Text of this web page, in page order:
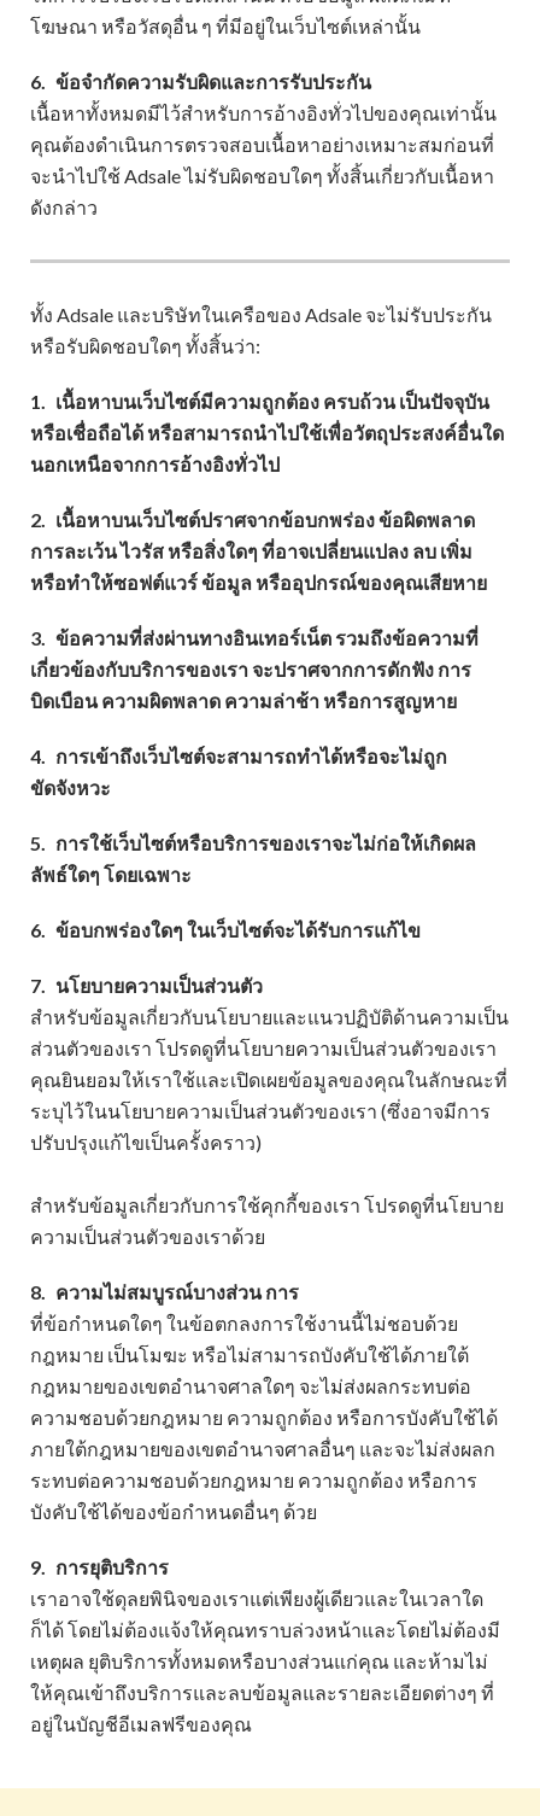
โฆษณา หรือวัสดุอื่น ๆ ที่มีอยู่ในเว็บไซต์เหล่านั้น
6. ข้อจำกัดความรับผิดและการรับประกัน
เนื้อหาทั้งหมดมีไว้สำหรับการอ้างอิงทั่วไปของคุณเท่านั้น
คุณต้องดำเนินการตรวจสอบเนื้อหาอย่างเหมาะสมก่อนที่
จะนำไปใช้ Adsale ไม่รับผิดชอบใดๆ ทั้งสิ้นเกี่ยวกับเนื้อหา
ดังกล่าว
ทั้ง Adsale และบริษัทในเครือของ Adsale จะไม่รับประกัน
หรือรับผิดชอบใดๆ ทั้งสิ้นว่า:
1. เนื้อหาบนเว็บไซต์มีความถูกต้อง ครบถ้วน เป็นปัจจุบัน
หรือเชื่อถือได้ หรือสามารถนำไปใช้เพื่อวัตถุประสงค์อื่นใด
นอกเหนือจากการอ้างอิงทั่วไป
2. เนื้อหาบนเว็บไซต์ปราศจากข้อบกพร่อง ข้อผิดพลาด
การละเว้น ไวรัส หรือสิ่งใดๆ ที่อาจเปลี่ยนแปลง ลบ เพิ่ม
หรือทำให้ซอฟต์แวร์ ข้อมูล หรืออุปกรณ์ของคุณเสียหาย
3. ข้อความที่ส่งผ่านทางอินเทอร์เน็ต รวมถึงข้อความที่
เกี่ยวข้องกับบริการของเรา จะปราศจากการดักฟัง การ
บิดเบือน ความผิดพลาด ความล่าช้า หรือการสูญหาย
4. การเข้าถึงเว็บไซต์จะสามารถทำได้หรือจะไม่ถูก
ขัดจังหวะ
5. การใช้เว็บไซต์หรือบริการของเราจะไม่ก่อให้เกิดผล
ลัพธ์ใดๆ โดยเฉพาะ
6. ข้อบกพร่องใดๆ ในเว็บไซต์จะได้รับการแก้ไข
7. นโยบายความเป็นส่วนตัว
สำหรับข้อมูลเกี่ยวกับนโยบายและแนวปฏิบัติด้านความเป็น
ส่วนตัวของเรา โปรดดูที่นโยบายความเป็นส่วนตัวของเรา
คุณยินยอมให้เราใช้และเปิดเผยข้อมูลของคุณในลักษณะที่
ระบุไว้ในนโยบายความเป็นส่วนตัวของเรา (ซึ่งอาจมีการ
ปรับปรุงแก้ไขเป็นครั้งคราว)
สำหรับข้อมูลเกี่ยวกับการใช้คุกกี้ของเรา โปรดดูที่นโยบาย
ความเป็นส่วนตัวของเราด้วย
8. ความไม่สมบูรณ์บางส่วน การ
ที่ข้อกำหนดใดๆ ในข้อตกลงการใช้งานนี้ไม่ชอบด้วย
กฎหมาย เป็นโมฆะ หรือไม่สามารถบังคับใช้ได้ภายใต้
กฎหมายของเขตอำนาจศาลใดๆ จะไม่ส่งผลกระทบต่อ
ความชอบด้วยกฎหมาย ความถูกต้อง หรือการบังคับใช้ได้
ภายใต้กฎหมายของเขตอำนาจศาลอื่นๆ และจะไม่ส่งผลก
ระทบต่อความชอบด้วยกฎหมาย ความถูกต้อง หรือการ
บังคับใช้ได้ของข้อกำหนดอื่นๆ ด้วย
9. การยุติบริการ
เราอาจใช้ดุลยพินิจของเราแต่เพียงผู้เดียวและในเวลาใด
ก็ได้ โดยไม่ต้องแจ้งให้คุณทราบล่วงหน้าและโดยไม่ต้องมี
เหตุผล ยุติบริการทั้งหมดหรือบางส่วนแก่คุณ และห้ามไม่
ให้คุณเข้าถึงบริการและลบข้อมูลและรายละเอียดต่างๆ ที่
อยู่ในบัญชีอีเมลฟรีของคุณ